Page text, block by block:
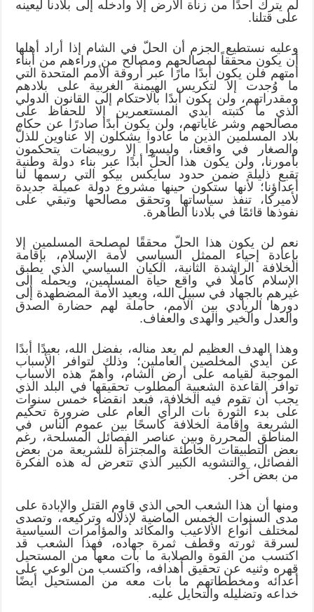
لم يترك أحدًا من زناة الأرض إلا وأدخله إلى بلادنا ليعينه
على قتلنا.
وعليه نستطيع الجزم أن الحلّ في الشام إذا أراد أهلها
أن يكون محققاً لمصالحهم ومصالح من وراءهم من أبناء
أمتهم فلن يكون أبدًا مارًا عبر أروقة الأمم المتحدة التي
ما وُجدت إلا لتكريس الهيمنة الغربية على بلادهم
ومقدراتهم، ولن يكون أبدًا بالاحتكام إلى القانون الدولي
الذي ما كتبته أيدي المستعمرين إلا للحفاظ على
مصالحهم وشر غاياتهم، ولن يكون أبدًا صادرًا عن حكام
بلاد المسلمين الذين ما عادوا يشكلون إلا عناوين للذلّ
والصغار في واقعنا، وليسوا إلا رويبضات يتحكمون
بأمورنا، ولن يكون هذا الحلّ أبدًا عبر بناء دولة وطنية
تقبع ذليلة ضمن حدود سايكس بيكو التي رسمها لنا
أعداؤنا؛ لأنها ستكون حينها مشروع دولة عميلة جديدة
لأميركا، تنفذ سياساتها وتحقق مصالحها وتبقي على
نفوذها قائمًا في بلادنا الطاهرة.
نعم لن يكون هذا الحلّ محققًا لمصلحة المسلمين إلا
بإعادة إحياء الممثل السياسي لأمة الإسلام، بإقامة
الخلافة الراشدة الثانية، الكيان السياسي الذي يطبق
الإسلام كاملًا في واقع حياة المسلمين، ويحمله إلى
غيرهم بالجهاد في سبيل الله، ويعيد الأمة المضطهدة إلى
دورها الريادي بين الأمم، حاملة لهم حضارة الصدق
والعدل والخير والهدى والعفاف.
وهذا الهدف العظيم لم يعد مناله، بفضل الله، بعيدًا أبدًا
عن أيدي المخلصين العاملين؛ وذلك لتوافر الأسباب
الموجبة لقيامه على أرض الشام، وأهمّ هذه الأسباب
توافر القاعدة الشعبية المطلوب تحقيقها في البلد الذي
يجب أن تقوم فيه الخلافة، فبعد انقضاء خمس سنوات
على بدء الثورة بات الرأي العام على ضرورة تحكيم
الشريعة وإقامة الخلافة كاسحًا بين عموم الناس في
المناطق المحررة وبين عناصر الفصائل المسلحة، رغم
بعض التطبيقات الخاطئة والمجتزأة للشريعة من بعض
الفصائل، والتشويه الكبير الذي تتعرض له هذه الفكرة
من بعض آخر.
ومنها أن هذا الشعب الحي الذي قاوم القتل والإبادة على
مدى السنوات الخمس الماضية لإذلاله وتركيعه، وتصدى
لمختلف أنواع الألاعيب والمكائد والمؤامرات السياسية
لسرقة ثورته وقطف ثمرة جهاده، فهذا الشعب قد
اكتسب من القوة والصلابة ما بات معها من المستحيل
قهره وثنيه عن تحقيق أهدافه، واكتسب من الوعي على
أعدائه ومخططاتهم ما بات معه من المستحيل أيضًا
خداعه وتضليله والتحايل عليه.